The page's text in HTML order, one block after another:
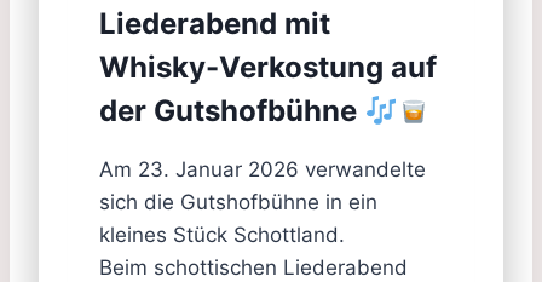
Liederabend mit
Whisky-Verkostung auf
der Gutshofbühne
Am 23. Januar 2026 verwandelte
sich die Gutshofbühne in ein
kleines Stück Schottland.
Beim schottischen Liederabend